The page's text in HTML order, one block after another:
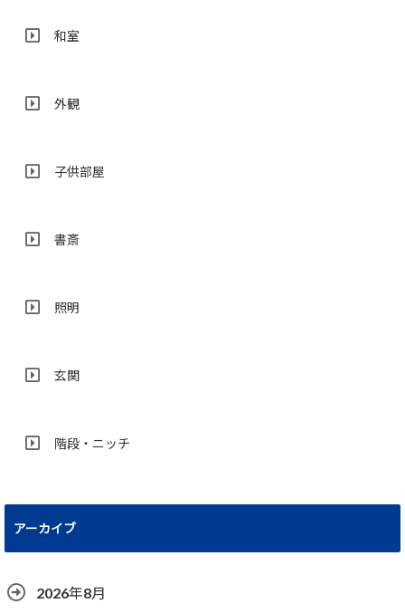
和室
外観
子供部屋
書斎
照明
玄関
階段・ニッチ
アーカイブ
2026年8月